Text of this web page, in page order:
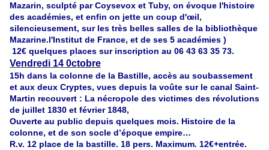
Mazarin, sculpté par Coysevox et Tuby, on évoque l'histoire
des académies, et enfin on jette un coup d'œil,
silencieusement, sur les très belles salles de la bibliothèque
Mazarine.l'Institut de France, et de ses 5 académies )
12€ quelques places sur inscription au 06 43 63 35 73.
Vendredi 14 0ctobre
15h dans la colonne de la Bastille, accès au soubassement
et aux deux Cryptes, vues depuis la voûte sur le canal Saint-
Martin recouvert : La nécropole des victimes des révolutions
de juillet 1830 et février 1848,
Ouverte au public depuis quelques mois. Histoire de la
colonne, et de son socle d’époque empire…
R.v. 12 place de la bastille. 18 pers. Maximum. 12€+entrée.